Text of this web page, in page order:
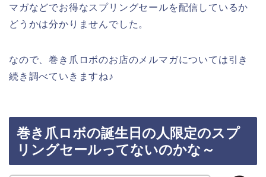
マガなどでお得なスプリングセールを配信しているか
どうかは分かりませんでした。
なので、巻き爪ロボのお店のメルマガについては引き
続き調べていきますね♪
巻き爪ロボの誕生日の人限定のスプ
リングセールってないのかな～